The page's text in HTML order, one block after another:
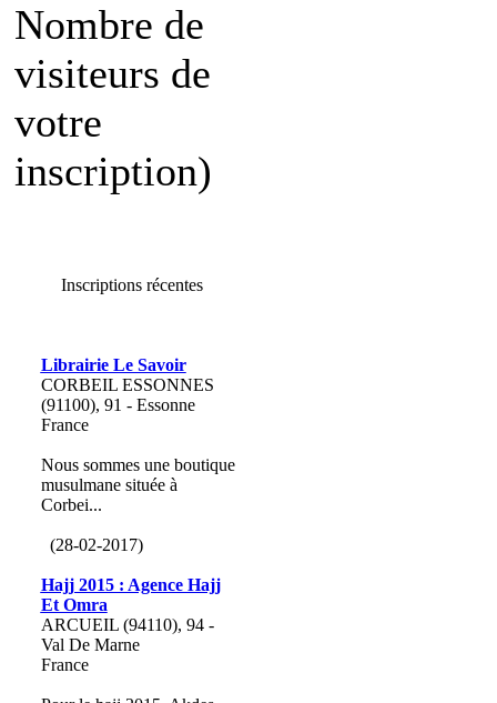
Nombre de
visiteurs de
votre
inscription)
Inscriptions récentes
Librairie Le Savoir
CORBEIL ESSONNES
(91100), 91 - Essonne
France
Nous sommes une boutique
musulmane située à
Corbei...
(28-02-2017)
Hajj 2015 : Agence Hajj
Et Omra
ARCUEIL (94110), 94 -
Val De Marne
France